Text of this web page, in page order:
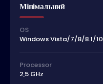
Мінімальний
OS
Windows Vista/7/8/8.1/10
Processor
2,5 GHz